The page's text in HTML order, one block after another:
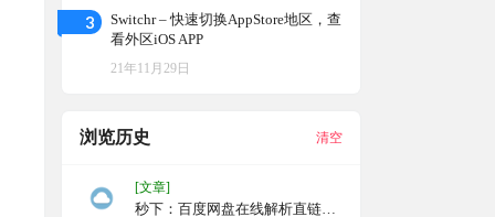
3
Switchr – 快速切换AppStore地区，查
看外区iOS APP
21年11月29日
浏览历史 清空
[文章]
秒下：百度网盘在线解析直链下